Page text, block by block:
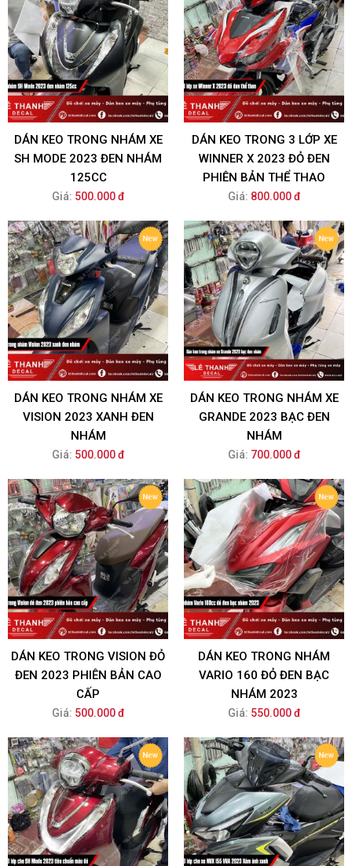
DÁN KEO TRONG NHÁM XE
SH MODE 2023 ĐEN NHÁM
125CC
Giá: 500.000 đ
DÁN KEO TRONG 3 LỚP XE
WINNER X 2023 ĐỎ ĐEN
PHIÊN BẢN THỂ THAO
Giá: 800.000 đ
DÁN KEO TRONG NHÁM XE
VISION 2023 XANH ĐEN
NHÁM
Giá: 500.000 đ
DÁN KEO TRONG NHÁM XE
GRANDE 2023 BẠC ĐEN
NHÁM
Giá: 700.000 đ
DÁN KEO TRONG VISION ĐỎ
ĐEN 2023 PHIÊN BẢN CAO
CẤP
Giá: 500.000 đ
DÁN KEO TRONG NHÁM
VARIO 160 ĐỎ ĐEN BẠC
NHÁM 2023
Giá: 550.000 đ